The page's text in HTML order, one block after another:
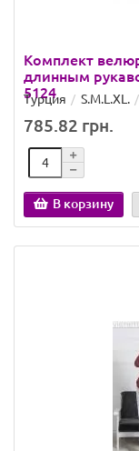
Комплект
длинным
5124
Турция S.M.L.XL.
785.82 грн.
В корзину